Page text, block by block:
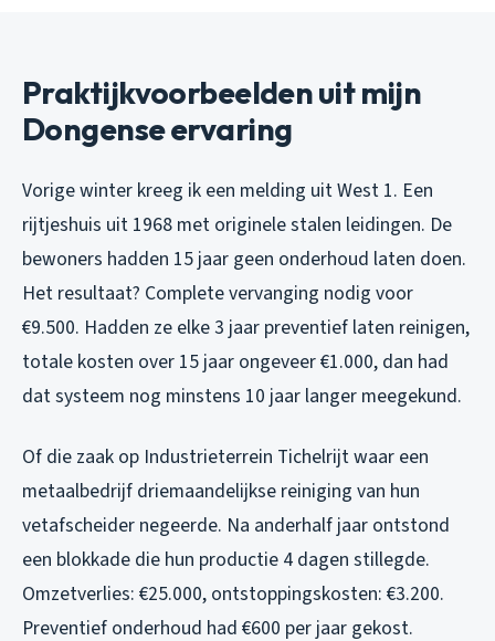
Praktijkvoorbeelden uit mijn
Dongense ervaring
Vorige winter kreeg ik een melding uit West 1. Een
rijtjeshuis uit 1968 met originele stalen leidingen. De
bewoners hadden 15 jaar geen onderhoud laten doen.
Het resultaat? Complete vervanging nodig voor
€9.500. Hadden ze elke 3 jaar preventief laten reinigen,
totale kosten over 15 jaar ongeveer €1.000, dan had
dat systeem nog minstens 10 jaar langer meegekund.
Of die zaak op Industrieterrein Tichelrijt waar een
metaalbedrijf driemaandelijkse reiniging van hun
vetafscheider negeerde. Na anderhalf jaar ontstond
een blokkade die hun productie 4 dagen stillegde.
Omzetverlies: €25.000, ontstoppingskosten: €3.200.
Preventief onderhoud had €600 per jaar gekost.